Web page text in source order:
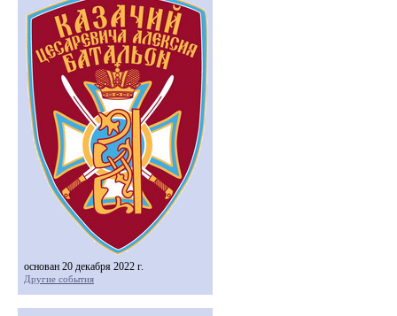
основан 20 декабря 2022 г.
Другие события